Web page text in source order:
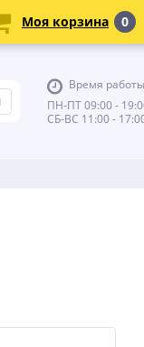
Время
ПН-ПТ 09:00 -
СБ-ВС 11:00 -
Моя корзина 0